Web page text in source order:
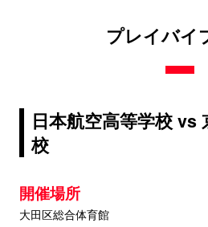
プレイバイ
日本航空高等学校 vs
校
開催場所
大田区総合体育館